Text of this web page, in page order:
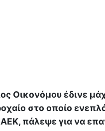
Οικονόμου έδινε
στο οποίο
πάλεψε για να